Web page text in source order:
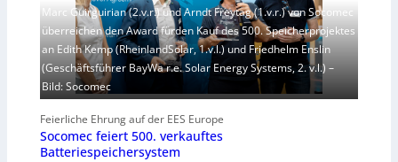
Marc Guirguirian (2.v.r.) und Arndt Freytag (1.v.r.) von Socomec
überreichen den Award fürden Kauf des 500. Speicherprojektes
an Edith Kemp (RheinlandSolar, 1.v.l.) und Friedhelm Enslin
(Geschäftsführer BayWa r.e. Solar Energy Systems, 2. v.l.) –
Bild: Socomec
Feierliche Ehrung auf der EES Europe
Socomec feiert 500. verkauftes
Batteriespeichersystem